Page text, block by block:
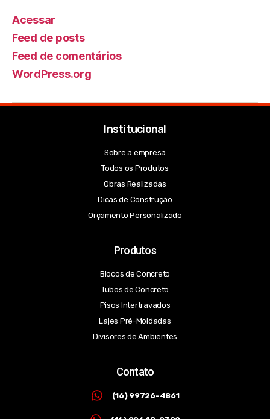
Acessar
Feed de posts
Feed de comentários
WordPress.org
Institucional
Sobre a empresa
Todos os Produtos
Obras Realizadas
Dicas de Construção
Orçamento Personalizado
Produtos
Blocos de Concreto
Tubos de Concreto
Pisos Intertravados
Lajes Pré-Moldadas
Divisores de Ambientes
Contato
(16) 99726-4861